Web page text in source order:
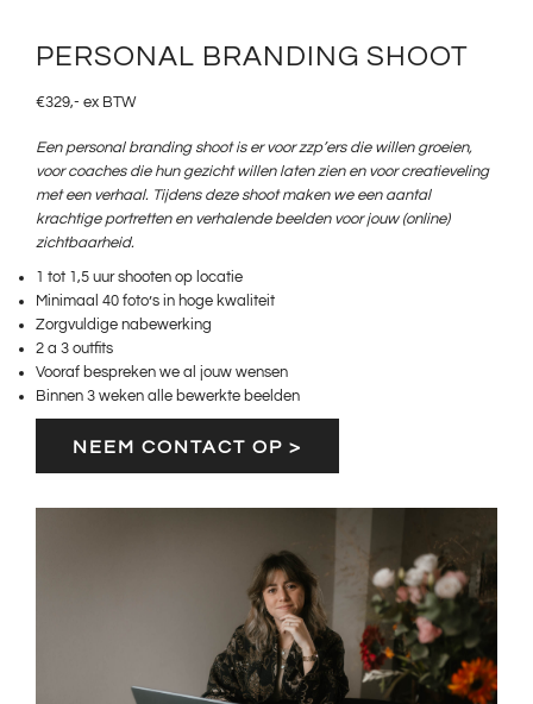
PERSONAL BRANDING SHOOT
€329,- ex BTW
Een personal branding shoot is er voor zzp’ers die willen groeien,
voor coaches die hun gezicht willen laten zien en voor creatieveling
met een verhaal. Tijdens deze shoot maken we een aantal
krachtige portretten en verhalende beelden voor jouw (online)
zichtbaarheid.
1 tot 1,5 uur shooten op locatie
Minimaal 40 foto’s in hoge kwaliteit
Zorgvuldige nabewerking
2 a 3 outfits
Vooraf bespreken we al jouw wensen
Binnen 3 weken alle bewerkte beelden
NEEM CONTACT OP >